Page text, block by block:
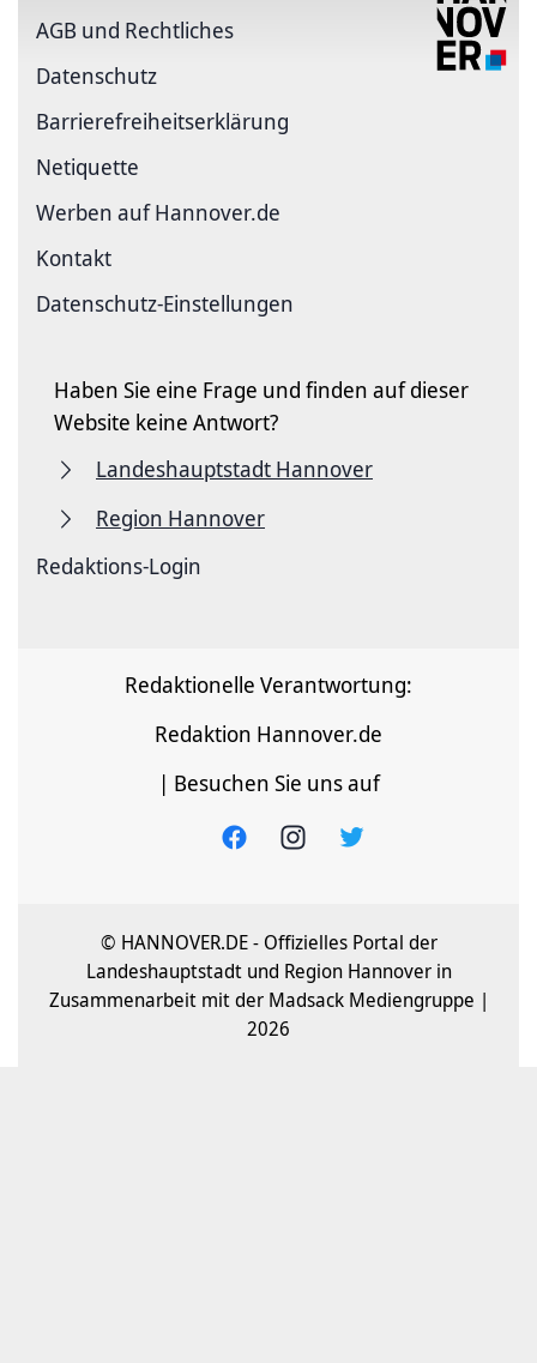
AGB und Rechtliches
Datenschutz
Barriere­freiheits­erklärung
Netiquette
Werben auf Hannover.de
Kontakt
Datenschutz-Einstellungen
Haben Sie eine Frage und finden auf dieser
Website keine Antwort?
Landeshauptstadt Hannover
Region Hannover
Redaktions-Login
Redaktionelle Verantwortung:
Redaktion Hannover.de
| Besuchen Sie uns auf
© HANNOVER.DE - Offizielles Portal der
Landeshauptstadt und Region Hannover in
Zusammenarbeit mit der Madsack Mediengruppe |
2026